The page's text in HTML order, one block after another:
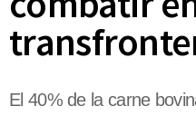
El 40% de la carne